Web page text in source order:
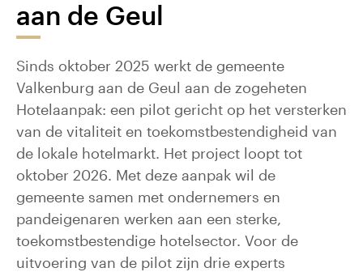
aan de Geul
Sinds oktober 2025 werkt de gemeente
Valkenburg aan de Geul aan de zogeheten
Hotelaanpak: een pilot gericht op het versterken
van de vitaliteit en toekomstbestendigheid van
de lokale hotelmarkt. Het project loopt tot
oktober 2026. Met deze aanpak wil de
gemeente samen met ondernemers en
pandeigenaren werken aan een sterke,
toekomstbestendige hotelsector. Voor de
uitvoering van de pilot zijn drie experts